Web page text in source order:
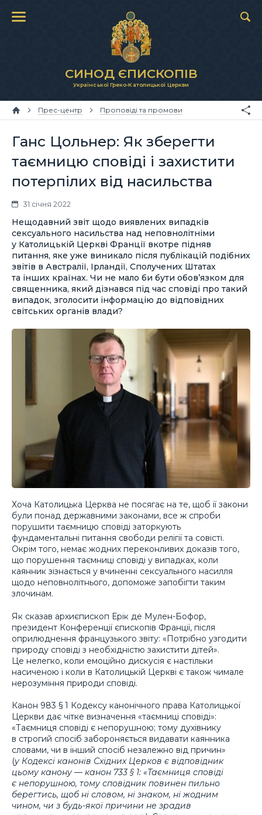
СИНОД ЄПИСКОПІВ
Української Греко-Католицької Церкви
Прес-центр Проповіді та промови
Ганс Цольнер: Як зберегти
таємницю сповіді і захистити
потерпілих від насильства
31 січня 2022
Нещодавний звіт щодо виявлених випадків
сексуального насильства над неповнолітніми
у Католицькій Церкві Франції вкотре підняв
питання, яке уже виникало після публікацій подібних
звітів в Австралії, Ірландії, Сполучених Штатах
та інших країнах. Чи не мало би бути обов’язком для
священника, який дізнався під час сповіді про такий
випадок, зголосити інформацію до відповідних
світських органів влади?
Хоча Католицька Церква не посягає на те, щоб її закони
були понад державними законами, все ж спроби
порушити таємницю сповіді заторкують
фундаментальні питання свободи релігії та совісті.
Окрім того, немає жодних переконливих доказів того,
що порушення таємниці сповіді у випадках, коли
каянник зізнається у вчиненні сексуального насилля
щодо неповнолітнього, допоможе запобігти таким
злочинам.
Як сказав архиєпископ Ерік де Мулен-Бофор,
президент Конференції єпископів Франції, після
оприлюднення французького звіту: «Потрібно узгодити
природу сповіді з необхідністю захистити дітей».
Це нелегко, коли емоційно дискусія є настільки
насиченою і коли в Католицькій Церкві є також чимале
нерозуміння природи сповіді.
Канон 983 § 1 Кодексу канонічного права Католицької
Церкви дає чітке визначення «таємниці сповіді»:
«Таємниця сповіді є непорушною; тому духівнику
в строгий спосіб забороняється видавати каянника
словами, чи в інший спосіб незалежно від причин»
(у Кодексі канонів Східних Церков є відповідник
цьому канону — канон 733 § 1: «Таємниця сповіді
є непорушною, тому сповідник повинен пильно
берегтись, щоб ні словом, ні знаком, ні жодним
чином, чи з будь-якої причини не зрадив